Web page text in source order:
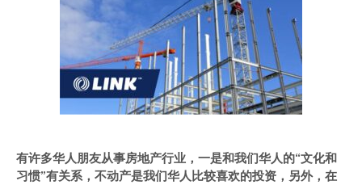
有许多华人朋友从事房地产行业，一是和我们华人的“文化和
习惯”有关系，不动产是我们华人比较喜欢的投资，另外，在